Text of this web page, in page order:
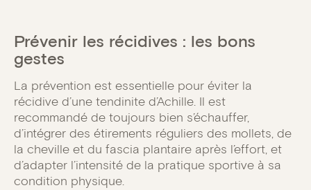
Prévenir les récidives : les bons
gestes
La prévention est essentielle pour éviter la
récidive d’une tendinite d’Achille. Il est
recommandé de toujours bien s’échauffer,
d’intégrer des étirements réguliers des mollets, de
la cheville et du fascia plantaire après l’effort, et
d’adapter l’intensité de la pratique sportive à sa
condition physique.